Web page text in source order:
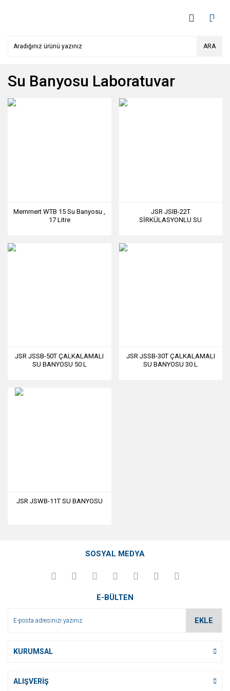
ARA
Su Banyosu Laboratuvar
Memmert WTB 15 Su Banyosu ,
17 Litre
JSR JSIB-22T
SİRKÜLASYONLU SU
JSR JSSB-50T ÇALKALAMALI
SU BANYOSU 50 L
JSR JSSB-30T ÇALKALAMALI
SU BANYOSU 30 L
JSR JSWB-11T SU BANYOSU
SOSYAL MEDYA
E-BÜLTEN
EKLE
KURUMSAL
ALIŞVERİŞ